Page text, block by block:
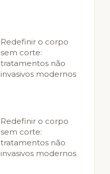
Redefinir o corpo
sem corte:
tratamentos não
invasivos modernos
Redefinir o corpo
sem corte:
tratamentos não
invasivos modernos